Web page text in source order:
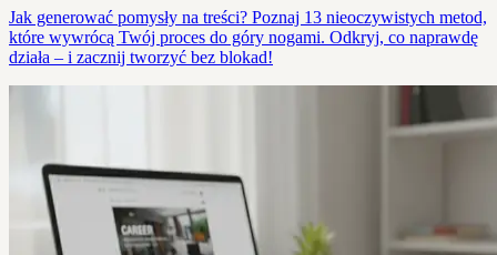
Jak generować pomysły na treści? Poznaj 13 nieoczywistych metod,
które wywrócą Twój proces do góry nogami. Odkryj, co naprawdę
działa – i zacznij tworzyć bez blokad!